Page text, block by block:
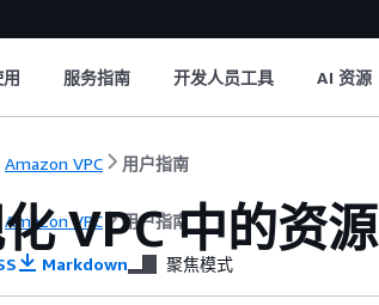
服务指南 开发人员工具 AI 资源
Amazon VPC 用户指南
Amazon VPC 用户指南
VPC 中的资源
Markdown 聚焦模式